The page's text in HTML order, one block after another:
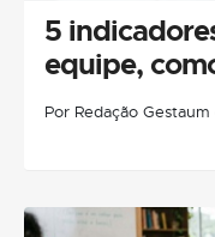
5
equipe,
Por Redação